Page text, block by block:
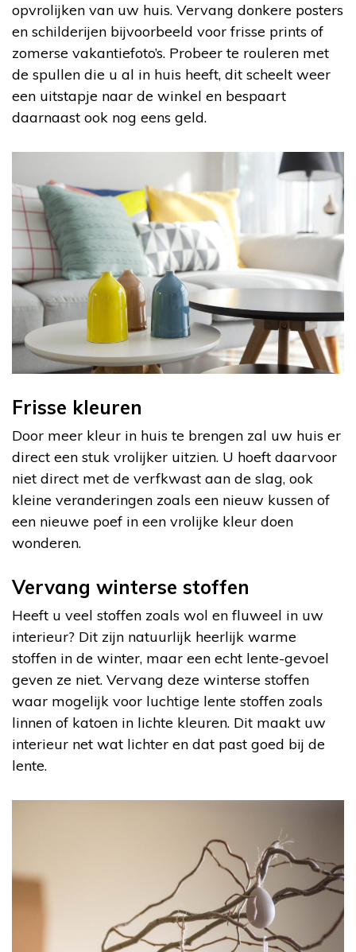
opvrolijken van uw huis. Vervang donkere posters
en schilderijen bijvoorbeeld voor frisse prints of
zomerse vakantiefoto’s. Probeer te rouleren met
de spullen die u al in huis heeft, dit scheelt weer
een uitstapje naar de winkel en bespaart
daarnaast ook nog eens geld.
Frisse kleuren
Door meer kleur in huis te brengen zal uw huis er
direct een stuk vrolijker uitzien. U hoeft daarvoor
niet direct met de verfkwast aan de slag, ook
kleine veranderingen zoals een nieuw kussen of
een nieuwe poef in een vrolijke kleur doen
wonderen.
Vervang winterse stoffen
Heeft u veel stoffen zoals wol en fluweel in uw
interieur? Dit zijn natuurlijk heerlijk warme
stoffen in de winter, maar een echt lente-gevoel
geven ze niet. Vervang deze winterse stoffen
waar mogelijk voor luchtige lente stoffen zoals
linnen of katoen in lichte kleuren. Dit maakt uw
interieur net wat lichter en dat past goed bij de
lente.